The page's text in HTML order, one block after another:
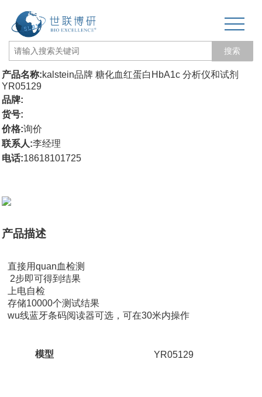
搜索
网站首页
产品名称:kalstein品牌 糖化血红蛋白HbA1c 分析仪和试剂
YR05129
品牌:
货号:
价格:询价
联系人:李经理
电话:18618101725
产品描述
直接用quan血检测
2步即可得到结果
上电自检
存储10000个测试结果
wu线蓝牙条码阅读器可选，可在30米内操作
模型 YR05129